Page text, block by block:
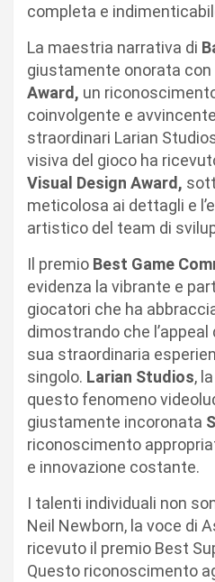
completa e
La maestria narrativa di
giustamente onorata con
Award, un
coinvolgente e
straordinari Larian
visiva del gioco ha
Visual Design Award,
meticolosa ai dettagli e
artistico del team di
Il premio Best Game
evidenza la vibrante e
giocatori che ha
dimostrando che
sua straordinaria
singolo. Larian Studios,
questo fenomeno
giustamente incoronata
riconoscimento
e innovazione costante.
I talenti individuali non
Neil Newborn, la voce di
ricevuto il premio Best
Questo riconoscimento